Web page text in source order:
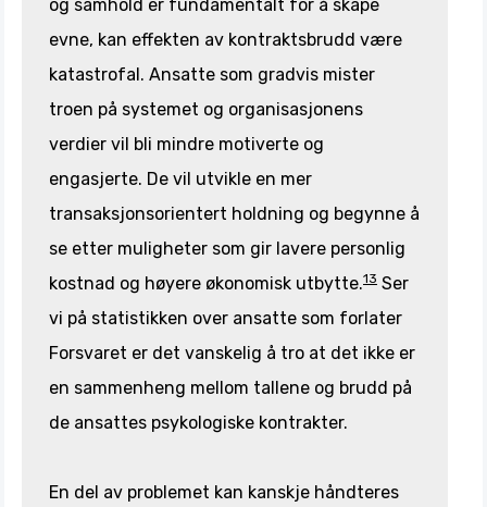
og samhold er fundamentalt for å skape
evne, kan effekten av kontraktsbrudd være
katastrofal. Ansatte som gradvis mister
troen på systemet og organisasjonens
verdier vil bli mindre motiverte og
engasjerte. De vil utvikle en mer
transaksjonsorientert holdning og begynne å
se etter muligheter som gir lavere personlig
kostnad og høyere økonomisk utbytte.13 Ser
vi på statistikken over ansatte som forlater
Forsvaret er det vanskelig å tro at det ikke er
en sammenheng mellom tallene og brudd på
de ansattes psykologiske kontrakter.
En del av problemet kan kanskje håndteres